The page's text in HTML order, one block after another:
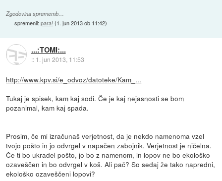
Zgodovina sprememb…
spremenil:para! (1. jun 2013 ob 11:42)
...:TOMI:...
:: 1. jun 2013, 11:53
http://www.kpv.si/e_odvoz/datoteke/Kam_...
Tukaj je spisek, kam kaj sodi. Če je kaj nejasnosti se bom
pozanimal, kam kaj spada.
Prosim, če mi izračunaš verjetnost, da je nekdo namenoma vzel
tvojo pošto in jo odvrgel v napačen zabojnik. Verjetnost je ničelna.
Če ti bo ukradel pošto, jo bo z namenom, in lopov ne bo ekološko
ozaveščen in bo odvrgel v koš. Ali pač? So sedaj že tako napredni,
ekološko ozaveščeni lopovi?